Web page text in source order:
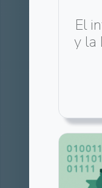
El
y la